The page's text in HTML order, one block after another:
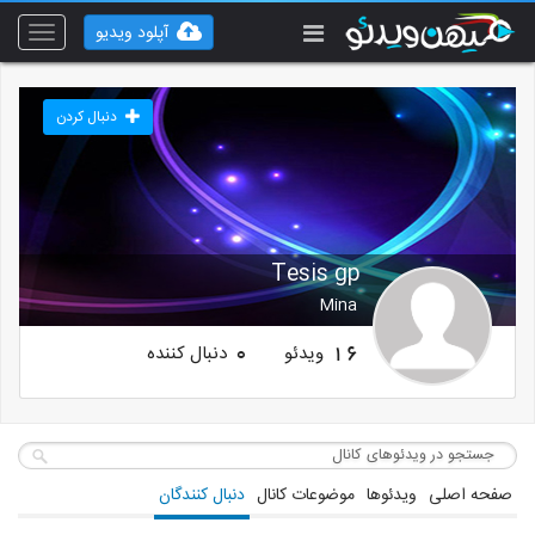
Toggle
آپلود ویدیو
Tesis gp
Mina
دنبال کردن
16 ویدئو 0 دنبال کننده
صفحه اصلی ویدئوها موضوعات کانال دنبال کنندگان